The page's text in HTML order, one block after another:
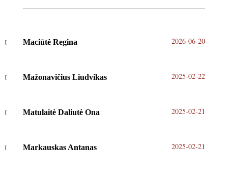
Maciūtė Regina 2026-06-20
Mažonavičius Liudvikas 2025-02-22
Matulaitė Daliutė Ona 2025-02-21
Markauskas Antanas 2025-02-21